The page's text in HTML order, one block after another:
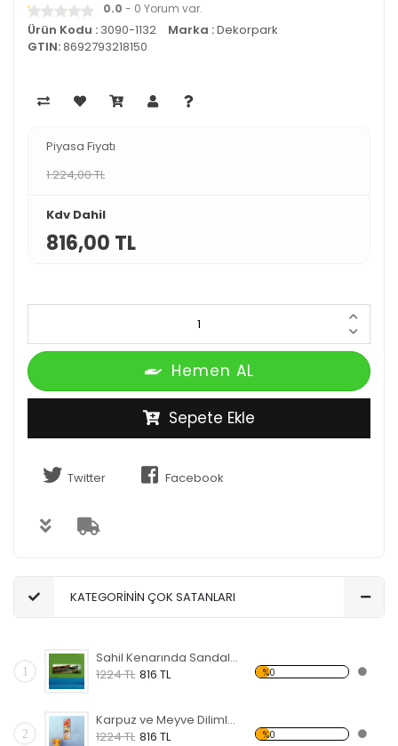
0.0 - 0 Yorum var.
Ürün Kodu : 3090-1132 Marka :Dekorpark
GTIN:8692793218150
Piyasa Fiyatı
1.224,00 TL
Kdv Dahil
816,00 TL
Hemen AL
Sepete Ekle
Twitter Facebook
KATEGORİNİN ÇOK SATANLARI
1
Sahil Kenarında Sandal Forex Tablo
1224 TL 816 TL %0
2
Karpuz ve Meyve Dilimleri Forex Tablo
1224 TL 816 TL %0